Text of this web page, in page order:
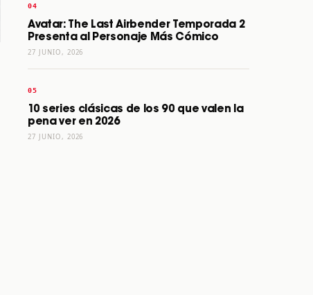
Avatar: The Last Airbender Temporada 2
Presenta al Personaje Más Cómico
27 JUNIO, 2026
10 series clásicas de los 90 que valen la
pena ver en 2026
27 JUNIO, 2026